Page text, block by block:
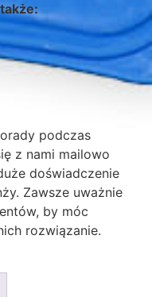
podczas
z nami mailowo
doświadczenie
Zawsze uważnie
by móc
rozwiązanie.